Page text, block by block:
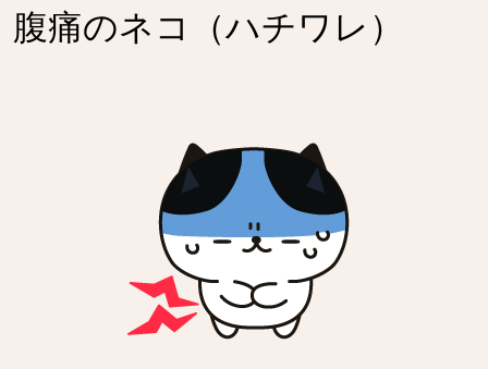
腹痛のネコ（ハチワレ）